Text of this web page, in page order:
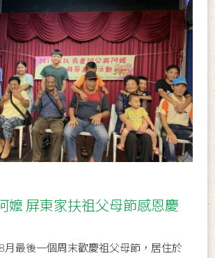
嬤 屏東家扶祖父母節感恩慶
月最後一個周末歡慶祖父母節，居住於